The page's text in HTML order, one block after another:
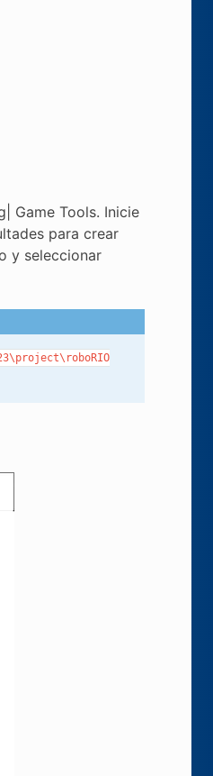
Game Tools. Inicie
para crear
y seleccionar